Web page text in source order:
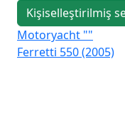
Kişiselleştirilmiş
Motoryacht ""
Ferretti 550 (2005)